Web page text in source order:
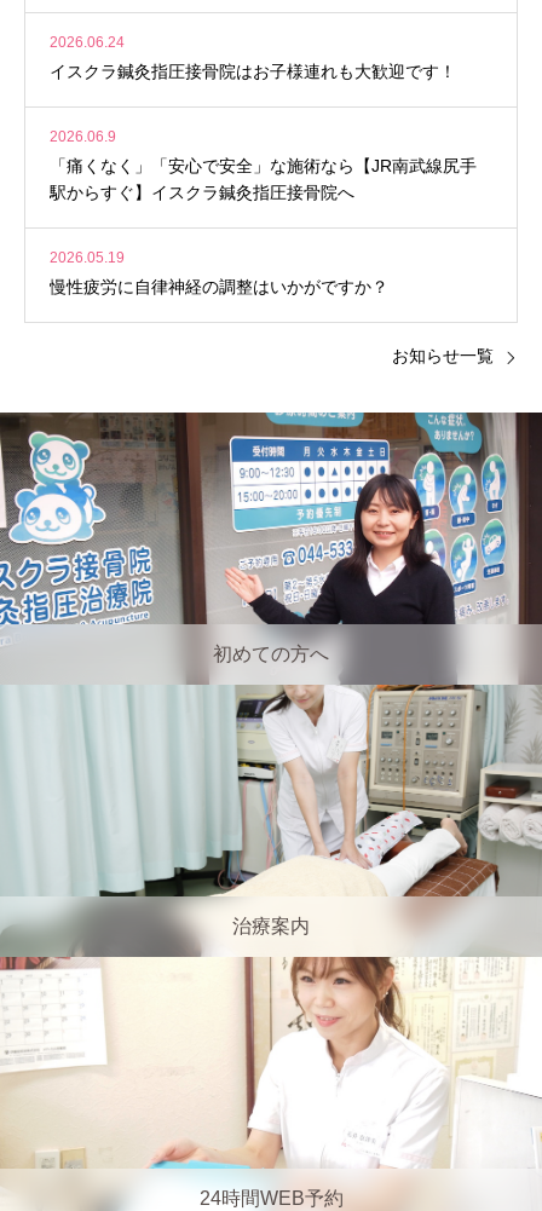
2026.06.24
イスクラ鍼灸指圧接骨院はお子様連れも大歓迎です！
2026.06.9
「痛くなく」「安心で安全」な施術なら【JR南武線尻手
駅からすぐ】イスクラ鍼灸指圧接骨院へ
2026.05.19
慢性疲労に自律神経の調整はいかがですか？
お知らせ一覧
初めての方へ
治療案内
24時間WEB予約